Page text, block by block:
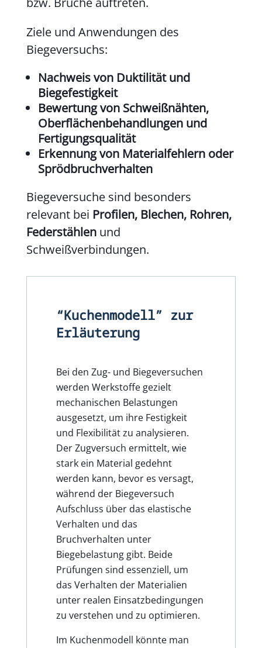
Ziele und Anwendungen des
Biegeversuchs:
Nachweis von Duktilität und
Biegefestigkeit
Bewertung von Schweißnähten,
Oberflächenbehandlungen und
Fertigungsqualität
Erkennung von Materialfehlern oder
Sprödbruchverhalten
Biegeversuche sind besonders
relevant bei Profilen, Blechen, Rohren,
Federstählenund
Schweißverbindungen.
“Kuchenmodell” zur
Erläuterung
Bei den Zug- und Biegeversuchen
werden Werkstoffe gezielt
mechanischen Belastungen
ausgesetzt, um ihre Festigkeit
und Flexibilität zu analysieren.
Der Zugversuch ermittelt, wie
stark ein Material gedehnt
werden kann, bevor es versagt,
während der Biegeversuch
Aufschluss über das elastische
Verhalten und das
Bruchverhalten unter
Biegebelastung gibt. Beide
Prüfungen sind essenziell, um
das Verhalten der Materialien
unter realen Einsatzbedingungen
zu verstehen und zu optimieren.
Im Kuchenmodell könnte man